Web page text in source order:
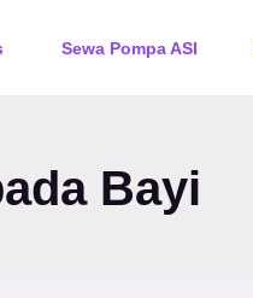
Sewa Pompa ASI
Bayi